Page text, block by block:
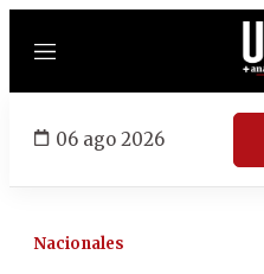
Menú
06 ago 2026
Nacionales